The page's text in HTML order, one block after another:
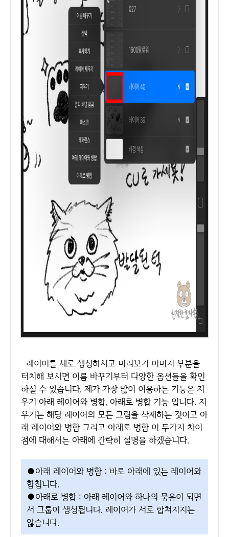
레이어를 새로 생성하시고 미리보기 이미지 부분을
터치해 보시면 이름 바꾸기부터 다양한 옵션들을 확인
하실 수 있습니다. 제가 가장 많이 이용하는 기능은 지
우기 아래 레이어와 병합, 아래로 병합 기능 입니다. 지
우기는 해당 레이어의 모든 그림을 삭제하는 것이고 아
래 레이어와 병합 그리고 아래로 병합 이 두가지 차이
점에 대해서는 아래에 간략히 설명을 하겠습니다.
●아래 레이어와 병합 : 바로 아래에 있는 레이어와
합칩니다.
●아래로 병합 : 아래 레이어와 하나의 묶음이 되면
서 그룹이 생성됩니다. 레이어가 서로 합쳐지지는
않습니다.